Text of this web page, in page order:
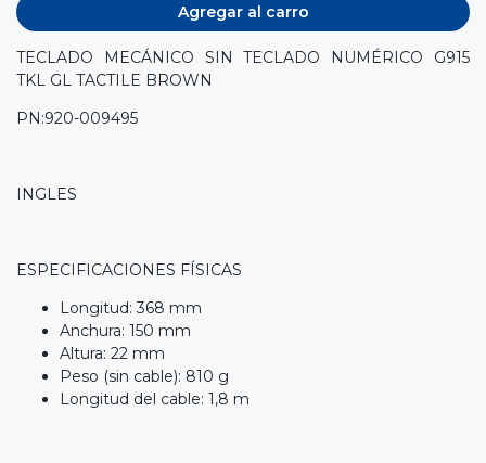
Agregar al carro
TECLADO MECÁNICO SIN TECLADO NUMÉRICO G915
TKL GL TACTILE BROWN
PN:920-009495
INGLES
ESPECIFICACIONES FÍSICAS
Longitud: 368 mm
Anchura: 150 mm
Altura: 22 mm
Peso (sin cable): 810 g
Longitud del cable: 1,8 m